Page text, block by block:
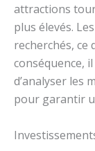
attractions
plus élevés.
recherchés, ce
conséquence,
d’analyser les
pour garantir